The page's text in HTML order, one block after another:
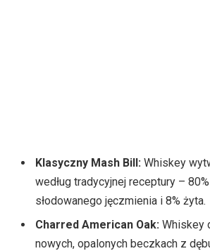
Klasyczny Mash Bill: Whiskey
według tradycyjnej receptury –
słodowanego jęczmienia i 8% żyta.
Charred American Oak: Whiskey
nowych, opalonych beczkach z